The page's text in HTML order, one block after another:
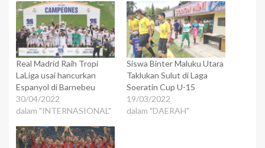
Real Madrid Raih Tropi
LaLiga usai hancurkan
Espanyol di Barnebeu
30/04/2022
dalam "INTERNASIONAL"
Siswa Binter Maluku Utara
Taklukan Sulut di Laga
Soeratin Cup U-15
19/03/2022
dalam "DAERAH"